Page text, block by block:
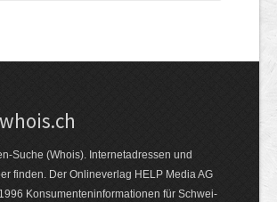
Suche (Whois). Internet­adressen und
finden. Der Online­verlag HELP Media AG
Konsumenten­informationen für Schwei­